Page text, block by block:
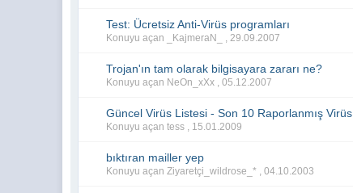
Test: Ücretsiz Anti-Virüs programları
Konuyu açan _KajmeraN_ ,29.09.2007
Trojan'ın tam olarak bilgisayara zararı ne?
Konuyu açan NeOn_xXx ,05.12.2007
Güncel Virüs Listesi - Son 10 Raporlanmış Virüs
Konuyu açan tess , 15.01.2009
bıktıran mailler yep
Konuyu açan Ziyaretçi_wildrose_* ,04.10.2003